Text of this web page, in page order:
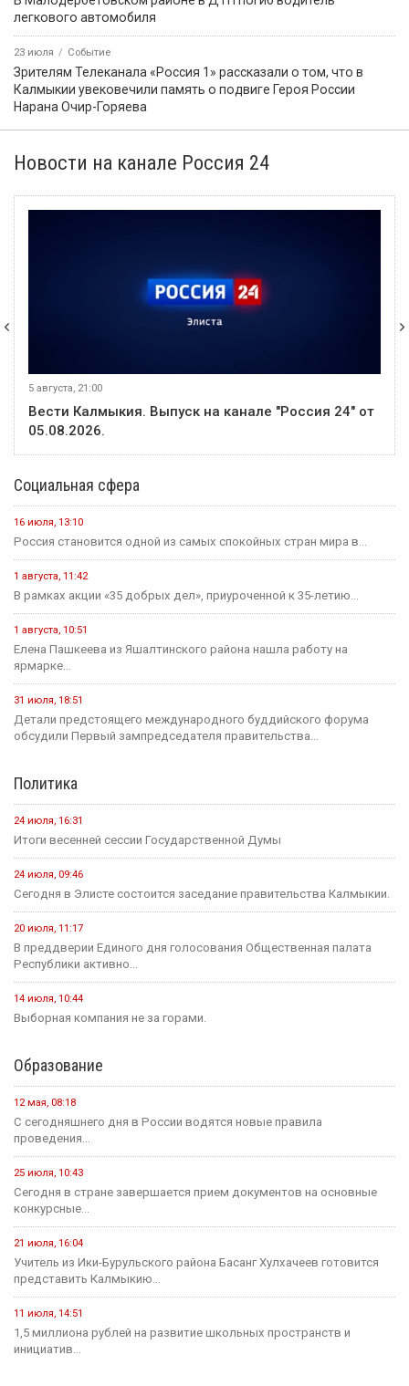
легкового автомобиля
23 июля Событие
Зрителям Телеканала «Россия 1» рассказали о том, что в
Калмыкии увековечили память о подвиге Героя России
Нарана Очир-Горяева
Новости на канале Россия 24
5 августа, 21:00
Вести Калмыкия. Выпуск на канале "Россия 24" от
05.08.2026.
Социальная сфера
16 июля, 13:10
Россия становится одной из самых спокойных стран мира в...
1 августа, 11:42
В рамках акции «35 добрых дел», приуроченной к 35-летию...
1 августа, 10:51
Елена Пашкеева из Яшалтинского района нашла работу на
ярмарке...
31 июля, 18:51
Детали предстоящего международного буддийского форума
обсудили Первый зампредседателя правительства...
Политика
24 июля, 16:31
Итоги весенней сессии Государственной Думы
24 июля, 09:46
Сегодня в Элисте состоится заседание правительства Калмыкии.
20 июля, 11:17
В преддверии Единого дня голосования Общественная палата
Республики активно...
14 июля, 10:44
Выборная компания не за горами.
Образование
12 мая, 08:18
С сегодняшнего дня в России водятся новые правила
проведения...
25 июля, 10:43
Сегодня в стране завершается прием документов на основные
конкурсные...
21 июля, 16:04
Учитель из Ики-Бурульского района Басанг Хулхачеев готовится
представить Калмыкию...
11 июля, 14:51
1,5 миллиона рублей на развитие школьных пространств и
инициатив...